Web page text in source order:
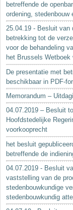
betreffende de
ordening, stedenbouw
25.04.19 - Besluit van
betrekking tot de
voor de behandeling
het Brussels
De presentatie met
beschikbaar in PDF-
Memorandum –
04.07.2019 – Besluit
Hoofdstedelijke
voorkooprecht
het besluit
betreffende de
04.07.2019 - Besluit
vaststelling van de
stedenbouwkundige
stedenbouwkundig